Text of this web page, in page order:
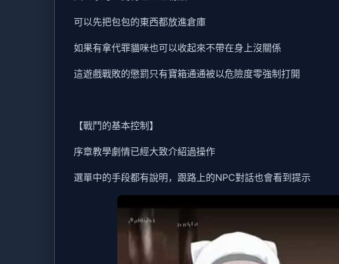
可以先把包包的東西都放進倉庫
如果有拿代罪貓咪也可以收起來不帶在身上沒關係
這遊戲戰敗的懲罰只有寶箱通通被以危險度零強制打開
【戰鬥的基本控制】
序章教學劇情已經大致介紹過操作
選單中的手段都有說明，跟路上的NPC對話也會看到提示